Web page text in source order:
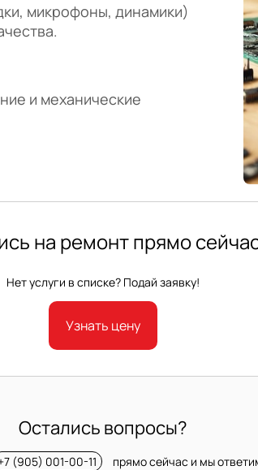
микрофоны, динамики)
и механические
на ремонт прямо
Нет услуги в списке? Подай заявку!
Узнать цену
Остались вопросы?
(905) 001-00-11 прямо сейчас и мы